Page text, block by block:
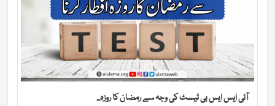
آئی ایس ایس بی ٹیسٹ کی وجہ سے رمضان کا روزہ...